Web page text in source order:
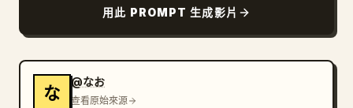
用此 PROMPT 生成影片
な
@なお
查看原始來源